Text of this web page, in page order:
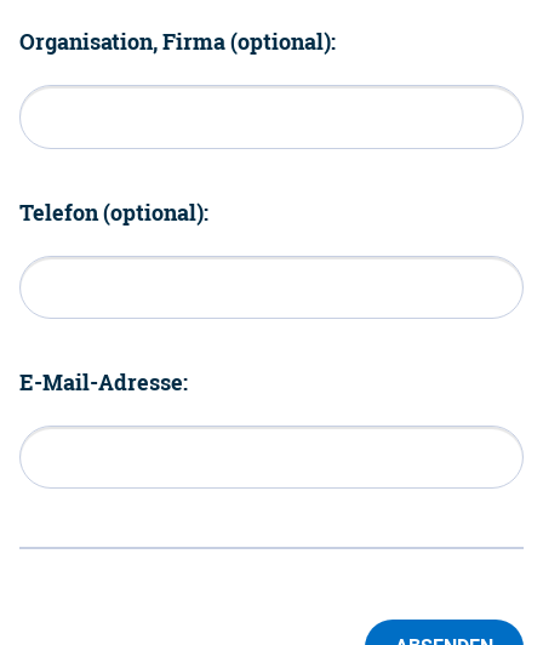
Organisation, Firma (optional):
Telefon (optional):
E-Mail-Adresse: